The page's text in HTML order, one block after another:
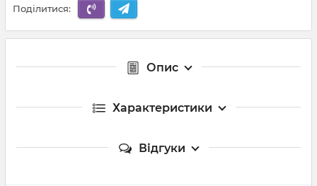
Поділитися:
Опис
Характеристики
Відгуки